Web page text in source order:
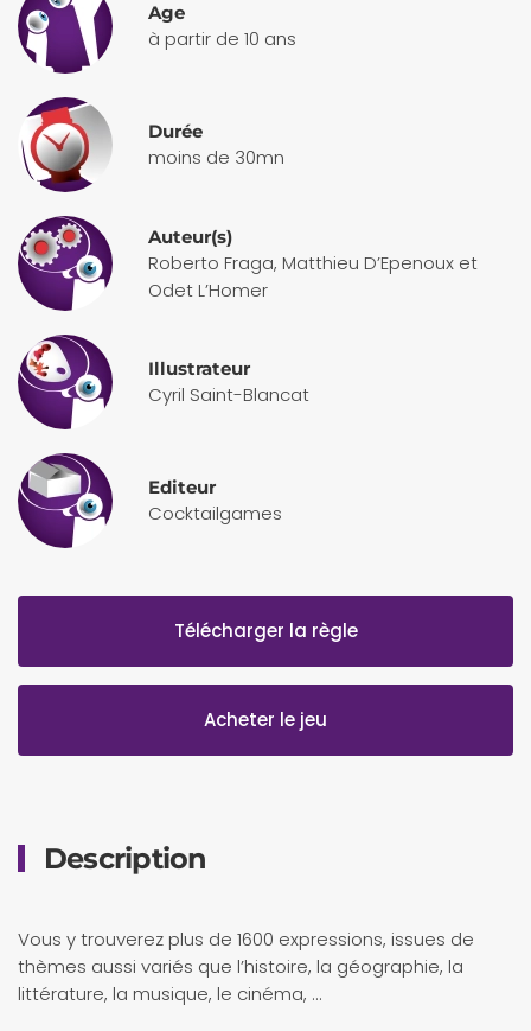
Age
à partir de 10 ans
Durée
moins de 30mn
Auteur(s)
Roberto Fraga, Matthieu D’Epenoux et
Odet L’Homer
Illustrateur
Cyril Saint-Blancat
Editeur
Cocktailgames
Télécharger la règle
Acheter le jeu
Description
Vous y trouverez plus de 1600 expressions, issues de
thèmes aussi variés que l’histoire, la géographie, la
littérature, la musique, le cinéma, …